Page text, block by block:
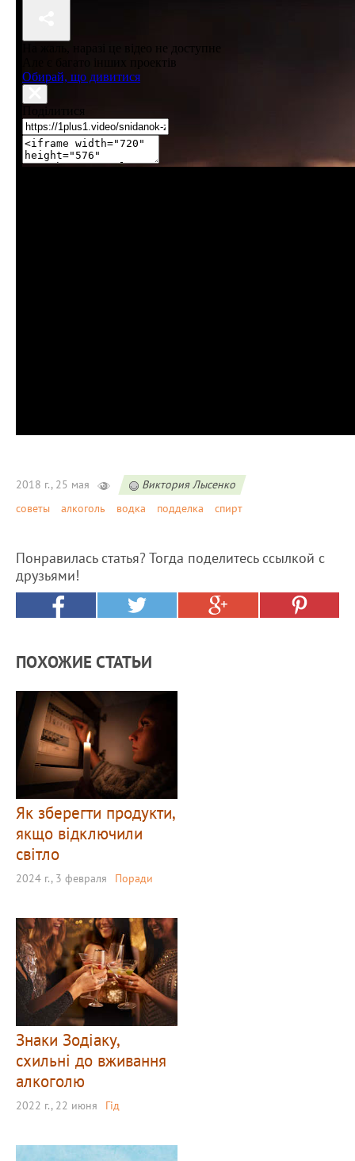
2018 г., 25 мая
Виктория Лысенко
советы
алкоголь водка подделка спирт
Понравилась статья? Тогда поделитесь ссылкой с
друзьями!
ПОХОЖИЕ СТАТЬИ
Як зберегти продукти,
якщо відключили
світло
2024 г., 3 февраля Поради
Знаки Зодіаку,
схильні до вживання
алкоголю
2022 г., 22 июня Гід